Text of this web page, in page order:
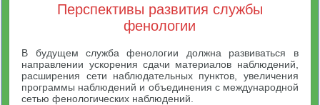
Перспективы развития службы
фенологии
В будущем служба фенологии должна развиваться в
направлении ускорения сдачи материалов наблюдений,
расширения сети наблюдательных пунктов, увеличения
программы наблюдений и объединения с международной
сетью фенологических наблюдений.